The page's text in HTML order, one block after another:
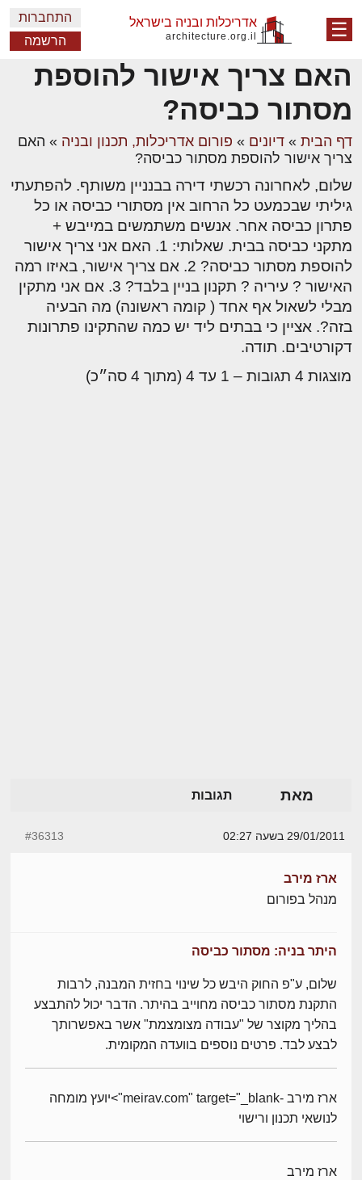
☰ אדריכלות ובניה בישראל
architecture.org.il
התחברות
הרשמה
האם צריך אישור להוספת
מסתור כביסה?
דף הבית » דיונים » פורום אדריכלות, תכנון ובניה » האם
צריך אישור להוספת מסתור כביסה?
שלום, לאחרונה רכשתי דירה בבנניין משותף. להפתעתי
גיליתי שבכמעט כל הרחוב אין מסתורי כביסה או כל
פתרון כביסה אחר. אנשים משתמשים במייבש +
מתקני כביסה בבית. שאלותי: 1. האם אני צריך אישור
להוספת מסתור כביסה? 2. אם צריך אישור, באיזו רמה
האישור ? עיריה ? תקנון בניין בלבד? 3. אם אני מתקין
מבלי לשאול אף אחד ( קומה ראשונה) מה הבעיה
בזה?. אציין כי בבתים ליד יש כמה שהתקינו פתרונות
דקורטיבים. תודה.
מוצגות 4 תגובות – 1 עד 4 (מתוך 4 סה״כ)
מאת תגובות
29/01/2011 בשעה 02:27 #36313
ארז מירב
מנהל בפורום
היתר בניה: מסתור כביסה
שלום, ע"פ החוק היבש כל שינוי בחזית המבנה, לרבות
התקנת מסתור כביסה מחוייב בהיתר. הדבר יכול להתבצע
בהליך מקוצר של "עבודה מצומצמת" אשר באפשרותך
לבצע לבד. פרטים נוספים בוועדה המקומית.
ארז מירב -meirav.com" target="_blank">יועץ מומחה
לנושאי תכנון ורישוי
ארז מירב